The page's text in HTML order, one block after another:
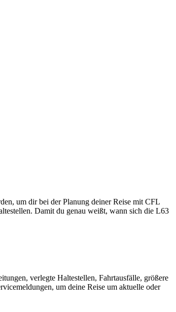
um dir bei der Planung deiner Reise mit CFL
Damit du genau weißt, wann sich die L63
verlegte Haltestellen, Fahrtausfälle, größere
um deine Reise um aktuelle oder